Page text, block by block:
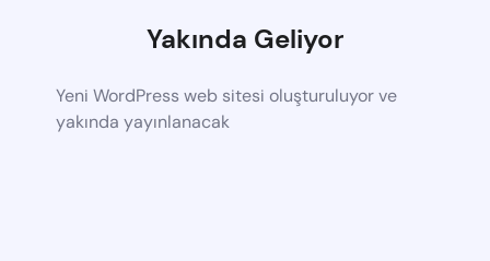
Yakında Geliyor
Yeni WordPress web sitesi oluşturuluyor ve
yakında yayınlanacak